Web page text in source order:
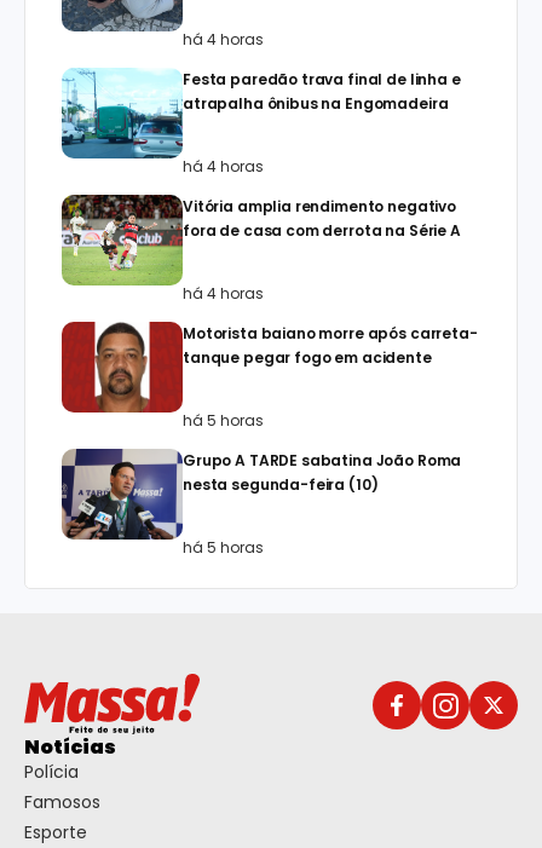
há 4 horas
Festa paredão trava final de linha e
atrapalha ônibus na Engomadeira
há 4 horas
Vitória amplia rendimento negativo
fora de casa com derrota na Série A
há 4 horas
Motorista baiano morre após carreta-
tanque pegar fogo em acidente
há 5 horas
Grupo A TARDE sabatina João Roma
nesta segunda-feira (10)
há 5 horas
Notícias
Polícia
Famosos
Esporte